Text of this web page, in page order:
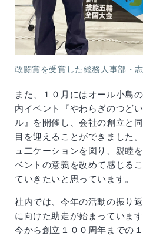
敢闘賞を受賞した総務人事部・
また、１０月にはオール小島
内イベント『やわらぎのつど
ル』を開催し、会社の創立と
目を迎えることができました
ュ二ケーションを図り、親睦
ベントの意義を改めて感じる
ていきたいと思っています。
社内では、今年の活動の振り
に向けた助走が始まっています
今から創立１００周年までの